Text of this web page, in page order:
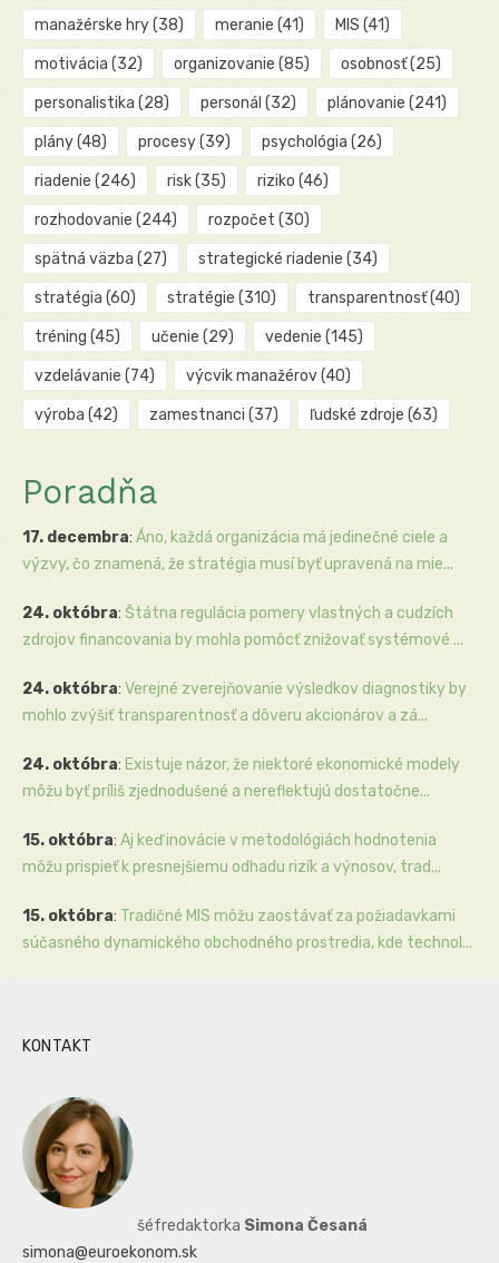
manažérske hry(38) meranie (41) MIS (41)
motivácia (32) organizovanie (85) osobnosť(25)
personalistika (28) personál (32) plánovanie (241)
plány(48) procesy(39) psychológia (26)
riadenie (246) risk(35) riziko (46)
rozhodovanie (244) rozpočet (30)
spätná väzba (27) strategické riadenie (34)
stratégia (60) stratégie (310) transparentnosť(40)
tréning (45) učenie (29) vedenie (145)
vzdelávanie (74) výcvik manažérov(40)
výroba (42) zamestnanci (37) ľudské zdroje (63)
Poradňa
17. decembra: Áno, každá organizácia má jedinečné ciele a
výzvy, čo znamená, že stratégia musí byť upravená na mie...
24. októbra: Štátna regulácia pomery vlastných a cudzích
zdrojov financovania by mohla pomôcť znižovať systémové ...
24. októbra: Verejné zverejňovanie výsledkov diagnostiky by
mohlo zvýšiť transparentnosť a dôveru akcionárov a zá...
24. októbra: Existuje názor, že niektoré ekonomické modely
môžu byť príliš zjednodušené a nereflektujú dostatočne...
15. októbra: Aj keď inovácie v metodológiách hodnotenia
môžu prispieť k presnejšiemu odhadu rizík a výnosov, trad...
15. októbra: Tradičné MIS môžu zaostávať za požiadavkami
súčasného dynamického obchodného prostredia, kde technol...
KONTAKT
šéfredaktorka Simona Česaná
simona@euroekonom.sk